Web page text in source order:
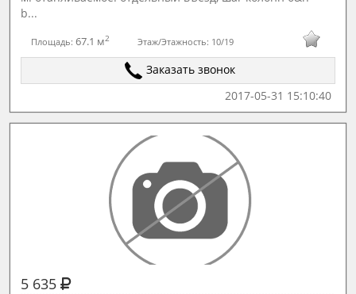
b...
Площадь: 67.1 м2 Этаж/Этажность: 10/19
Заказать звонок
2017-05-31 15:10:40
5 635